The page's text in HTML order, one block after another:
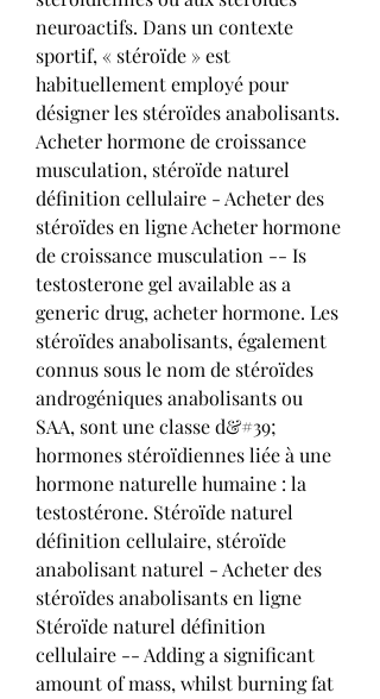
neuroactifs. Dans un contexte
sportif, « stéroïde » est
habituellement employé pour
désigner les stéroïdes anabolisants.
Acheter hormone de croissance
musculation, stéroïde naturel
définition cellulaire - Acheter des
stéroïdes en ligne Acheter hormone
de croissance musculation -- Is
testosterone gel available as a
generic drug, acheter hormone. Les
stéroïdes anabolisants, également
connus sous le nom de stéroïdes
androgéniques anabolisants ou
SAA, sont une classe d&#39;
hormones stéroïdiennes liée à une
hormone naturelle humaine : la
testostérone. Stéroïde naturel
définition cellulaire, stéroïde
anabolisant naturel - Acheter des
stéroïdes anabolisants en ligne
Stéroïde naturel définition
cellulaire -- Adding a significant
amount of mass, whilst burning fat